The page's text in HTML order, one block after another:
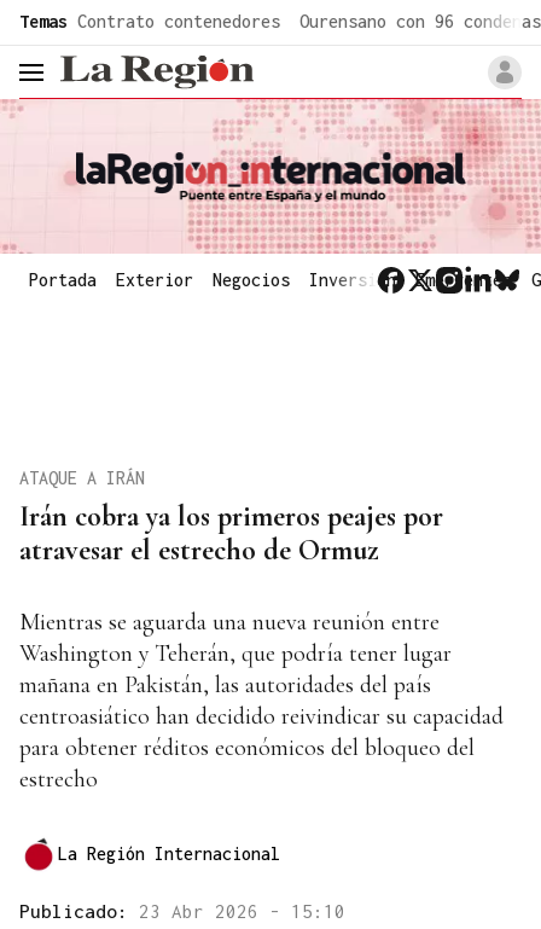
Temas Contrato contenedores Ourensano con 96 condenas
header.menu.open
Portada Exterior Negocios Inversión Emergentes
Irán cobra ya los primeros peajes por
atravesar el estrecho de Ormuz
ATAQUE A IRÁN
Mientras se aguarda una nueva reunión entre
Washington y Teherán, que podría tener lugar
mañana en Pakistán, las autoridades del país
centroasiático han decidido reivindicar su capacidad
para obtener réditos económicos del bloqueo del
estrecho
La Región Internacional
Publicado: 23 Abr 2026 - 15:10